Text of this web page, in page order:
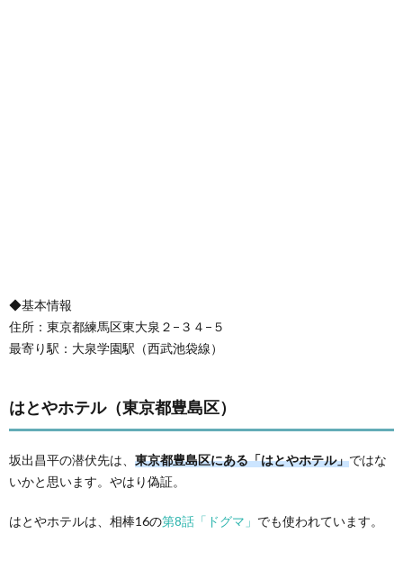
◆基本情報
住所：東京都練馬区東大泉２−３４−５
最寄り駅：大泉学園駅（西武池袋線）
はとやホテル（東京都豊島区）
坂出昌平の潜伏先は、 東京都豊島区にある「はとやホテル」ではな
いかと思います。やはり偽証。
はとやホテルは、相棒16の第8話「ドグマ」 でも使われています。